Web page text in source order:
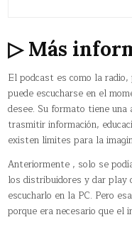
▷ Más
El podcast es como la
puede escucharse en el
desee. Su formato tiene una
trasmitir información,
existen límites para la
Anteriormente , solo se
los distribuidores y dar play
escucharlo en la PC. Pero
porque era necesario que